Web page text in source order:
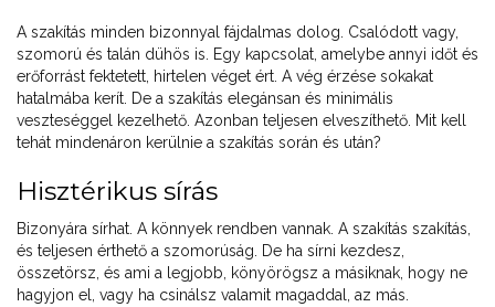
A szakítás minden bizonnyal fájdalmas dolog. Csalódott vagy,
szomorú és talán dühös is. Egy kapcsolat, amelybe annyi időt és
erőforrást fektetett, hirtelen véget ért. A vég érzése sokakat
hatalmába kerít. De a szakítás elegánsan és minimális
veszteséggel kezelhető. Azonban teljesen elveszíthető. Mit kell
tehát mindenáron kerülnie a szakítás során és után?
Hisztérikus sírás
Bizonyára sírhat. A könnyek rendben vannak. A szakítás szakítás,
és teljesen érthető a szomorúság. De ha sírni kezdesz,
összetörsz, és ami a legjobb, könyörögsz a másiknak, hogy ne
hagyjon el, vagy ha csinálsz valamit magaddal, az más.